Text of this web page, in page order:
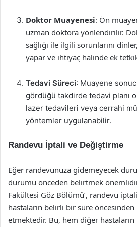
Doktor Muayenesi: Ön
uzman doktora yönlendirilir.
sağlığı ile ilgili sorunlarını
yapar ve ihtiyaç halinde ek
Tedavi Süreci: Muayene
gördüğü takdirde tedavi planı
lazer tedavileri veya cerrahi
yöntemler uygulanabilir.
Randevu İptali ve Değiştirme
Eğer randevunuza gidemeyecek
durumu önceden belirtmek
Fakültesi Göz Bölümü’, randevu
hastaların belirli bir süre
etmektedir. Bu, hem diğer